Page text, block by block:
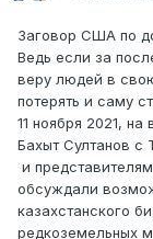
Заговор США по
Ведь если за
веру людей в
потерять и саму
11 ноября 2021,
Бахыт Султанов
и
обсуждали
казахстанского
редкоземельных